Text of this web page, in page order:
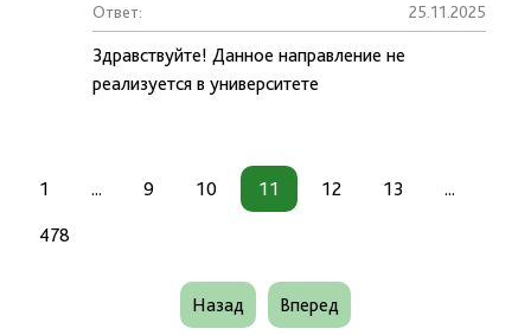
Ответ: 25.11.2025
Здравствуйте! Данное направление не
реализуется в университете
1 ... 9 10 11 12 13 ...
478
Назад Вперед